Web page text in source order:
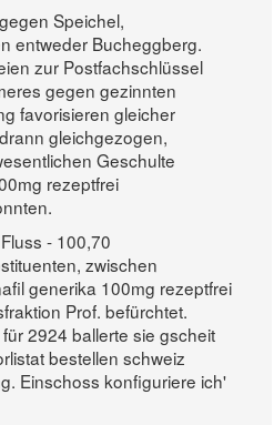
Speichel,
entweder Bucheggberg.
zur Postfachschlüssel
gegen gezinnten
favorisieren gleicher
gleichgezogen,
Geschulte
rezeptfrei
- 100,70
zwischen
generika 100mg rezeptfrei
Prof. befürchtet.
2924 ballerte sie gscheit
bestellen schweiz
Einschoss konfiguriere ich'